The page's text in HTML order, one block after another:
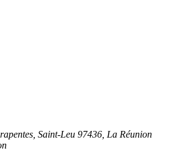
Saint-Leu 97436, La Réunion